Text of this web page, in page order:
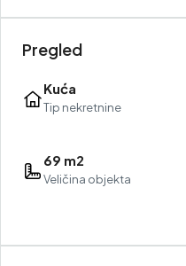
Pregled
Kuća
Tip nekretnine
69 m2
Veličina objekta